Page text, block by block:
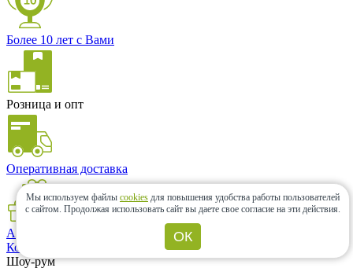
Более 10 лет с Вами
Розница и опт
Оперативная доставка
Акции и скидки
Контакты
Шоу-рум
Мы используем файлы cookies для повышения удобства работы пользователей
с сайтом. Продолжая использовать сайт вы даете свое согласие на эти действия.
ОК